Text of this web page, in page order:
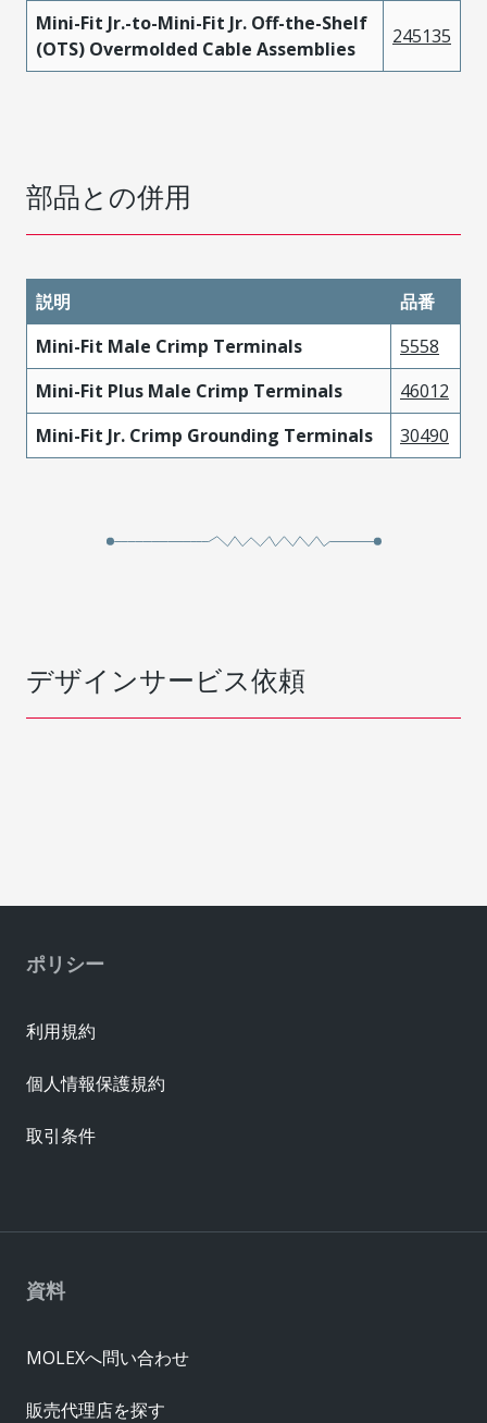
Mini-Fit Jr.-to-Mini-Fit Jr. Off-the-Shelf
(OTS) Overmolded Cable Assemblies
245135
部品との併用
説明
品番
Mini-Fit Male Crimp Terminals
5558
Mini-Fit Plus Male Crimp Terminals
46012
Mini-Fit Jr. Crimp Grounding Terminals
30490
デザインサービス依頼
資料
MOLEXへ問い合わせ
販売代理店を探す
ポリシー
利用規約
個人情報保護規約
取引条件